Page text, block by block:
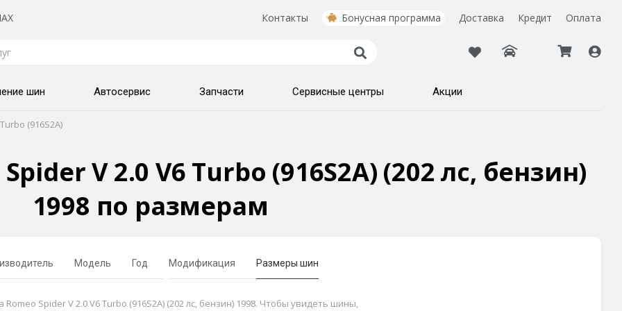
Контакты Бонусная программа Доставка Кредит Оплата
шин Автосервис Запчасти Сервисные центры Акции
(916S2A)
V 2.0 V6 Turbo (916S2A) (202 лс, бензин)
1998 по размерам
Модель Год Модификация Размеры шин
Spider V 2.0 V6 Turbo (916S2A) (202 лс, бензин) 1998. Чтобы увидеть шины,